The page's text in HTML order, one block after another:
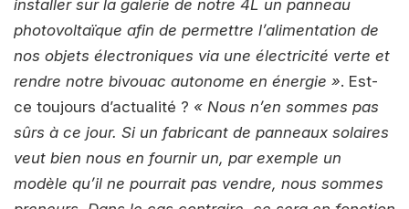
installer sur la galerie de notre 4L un panneau
photovoltaïque afin de permettre l’alimentation de
nos objets électroniques via une électricité verte et
rendre notre bivouac autonome en énergie ». Est-
ce toujours d’actualité ? « Nous n’en sommes pas
sûrs à ce jour. Si un fabricant de panneaux solaires
veut bien nous en fournir un, par exemple un
modèle qu’il ne pourrait pas vendre, nous sommes